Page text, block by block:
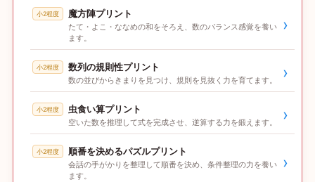
小2程度 魔方陣プリント
たて・よこ・ななめの和をそろえ、数のバランス感覚を養い
ます。
›
小2程度 数列の規則性プリント
数の並びからきまりを見つけ、規則を見抜く力を育てます。 ›
小2程度 虫食い算プリント
空いた数を推理して式を完成させ、逆算する力を鍛えます。 ›
小2程度 順番を決めるパズルプリント
会話の手がかりを整理して順番を決め、条件整理の力を養い
ます。
›